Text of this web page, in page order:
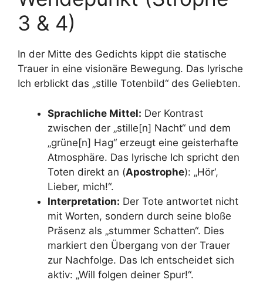
3 & 4)
In der Mitte des Gedichts kippt die statische
Trauer in eine visionäre Bewegung. Das lyrische
Ich erblickt das „stille Totenbild“ des Geliebten.
Sprachliche Mittel: Der Kontrast
zwischen der „stille[n] Nacht“ und dem
„grüne[n] Hag“ erzeugt eine geisterhafte
Atmosphäre. Das lyrische Ich spricht den
Toten direkt an (Apostrophe): „Hör‘,
Lieber, mich!“.
Interpretation: Der Tote antwortet nicht
mit Worten, sondern durch seine bloße
Präsenz als „stummer Schatten“. Dies
markiert den Übergang von der Trauer
zur Nachfolge. Das Ich entscheidet sich
aktiv: „Will folgen deiner Spur!“.